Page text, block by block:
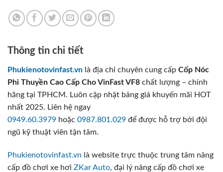
Thông tin chi tiết
Phukienotovinfast.vn là địa chỉ chuyên cung cấp Cốp Nóc
Phi Thuyền Cao Cấp Cho VinFast VF8 chất lượng – chính
hãng tại TPHCM. Luôn cập nhật bảng giá khuyến mãi HOT
nhất 2025. Liên hệ ngay
0949.60.3979 hoặc 0987.801.029 để được hỗ trợ bởi đội
ngũ kỹ thuật viên tận tâm.
Phukienotovinfast.vn là website trực thuộc trung tâm nâng
cấp đồ chơi xe hơi ZKar Auto, đại lý nâng cấp đồ chơi xe